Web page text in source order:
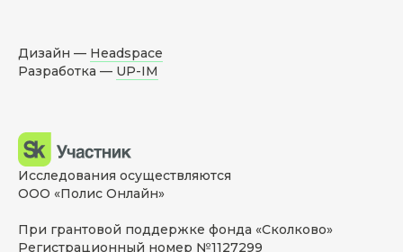
Дизайн — Headspace
Разработка — UP-IM
Исследования осуществляются
ООО «Полис Онлайн»
При грантовой поддержке фонда «Сколково»
Регистрационный номер №1127299